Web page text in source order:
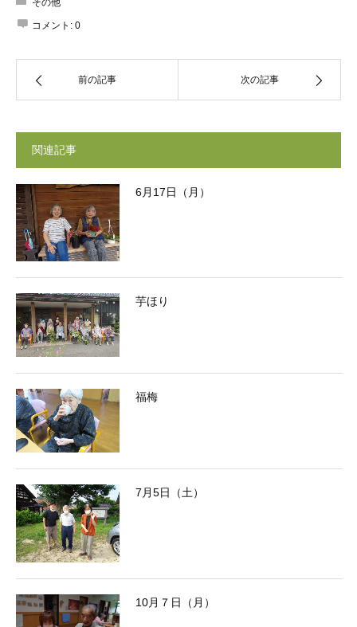
コメント: 0
前の記事 次の記事
関連記事
6月17日（月）
芋ほり
福梅
7月5日（土）
10月７日（月）